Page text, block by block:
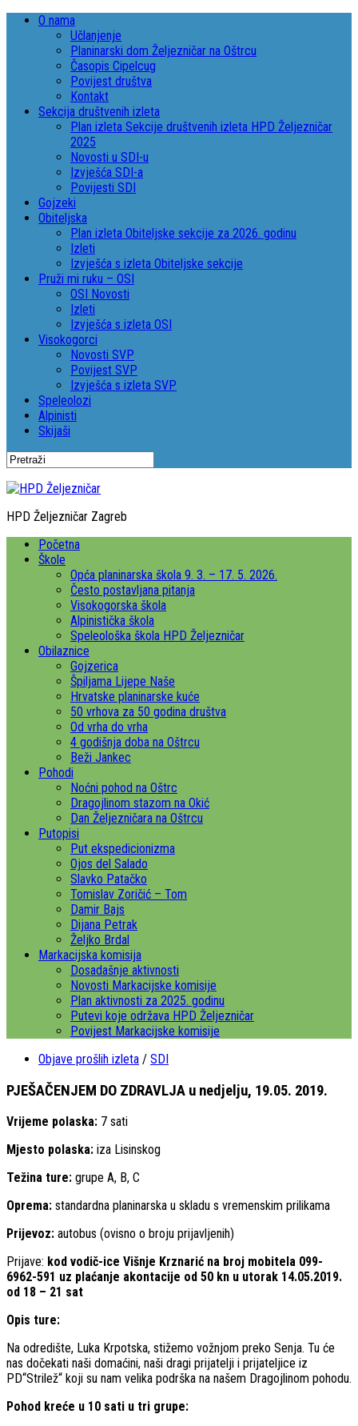
O nama
Učlanjenje
Planinarski dom Željezničar na Oštrcu
Časopis Cipelcug
Povijest društva
Kontakt
Sekcija društvenih izleta
Plan izleta Sekcije društvenih izleta HPD Željezničar
2025
Novosti u SDI-u
Izvješća SDI-a
Povijesti SDI
Gojzeki
Obiteljska
Plan izleta Obiteljske sekcije za 2026. godinu
Izleti
Izvješća s izleta Obiteljske sekcije
Pruži mi ruku – OSI
OSI Novosti
Izleti
Izvješća s izleta OSI
Visokogorci
Novosti SVP
Povijest SVP
Izvješća s izleta SVP
Speleolozi
Alpinisti
Skijaši
HPD Željezničar Zagreb
Početna
Škole
Opća planinarska škola 9. 3. – 17. 5. 2026.
Često postavljana pitanja
Visokogorska škola
Alpinistička škola
Speleološka škola HPD Željezničar
Obilaznice
Gojzerica
Špiljama Lijepe Naše
Hrvatske planinarske kuće
50 vrhova za 50 godina društva
Od vrha do vrha
4 godišnja doba na Oštrcu
Beži Jankec
Pohodi
Noćni pohod na Oštrc
Dragojlinom stazom na Okić
Dan Željezničara na Oštrcu
Putopisi
Put ekspedicionizma
Ojos del Salado
Slavko Patačko
Tomislav Zoričić – Tom
Damir Bajs
Dijana Petrak
Željko Brdal
Markacijska komisija
Dosadašnje aktivnosti
Novosti Markacijske komisije
Plan aktivnosti za 2025. godinu
Putevi koje održava HPD Željezničar
Povijest Markacijske komisije
Objave prošlih izleta / SDI
PJEŠAČENJEM DO ZDRAVLJA u nedjelju, 19.05. 2019.
Vrijeme polaska: 7 sati
Mjesto polaska: iza Lisinskog
Težina ture: grupe A, B, C
Oprema: standardna planinarska u skladu s vremenskim prilikama
Prijevoz: autobus (ovisno o broju prijavljenih)
Prijave: kod vodič-ice Višnje Krznarić na broj mobitela 099-
6962-591 uz plaćanje akontacije od 50 kn u utorak 14.05.2019.
od 18 – 21 sat
Opis ture:
Na odredište, Luka Krpotska, stižemo vožnjom preko Senja. Tu će
nas dočekati naši domaćini, naši dragi prijatelji i prijateljice iz
PD“Strilež“ koji su nam velika podrška na našem Dragojlinom pohodu.
Pohod kreće u 10 sati u tri grupe: